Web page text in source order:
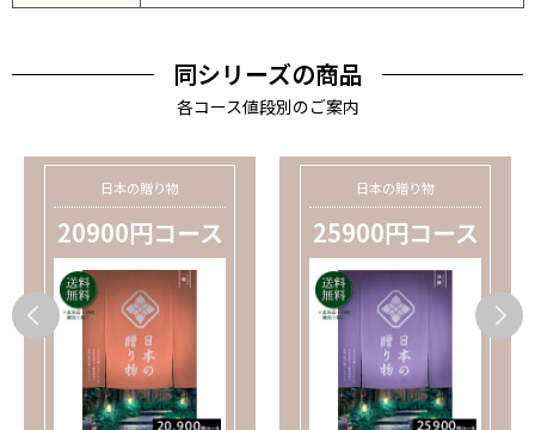
同シリーズの商品
各コース値段別のご案内
日本の贈り物
20900円コース
日本の贈り物
25900円コース